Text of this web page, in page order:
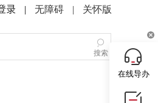
| 无障碍 | 关怀版
搜索
在线导办